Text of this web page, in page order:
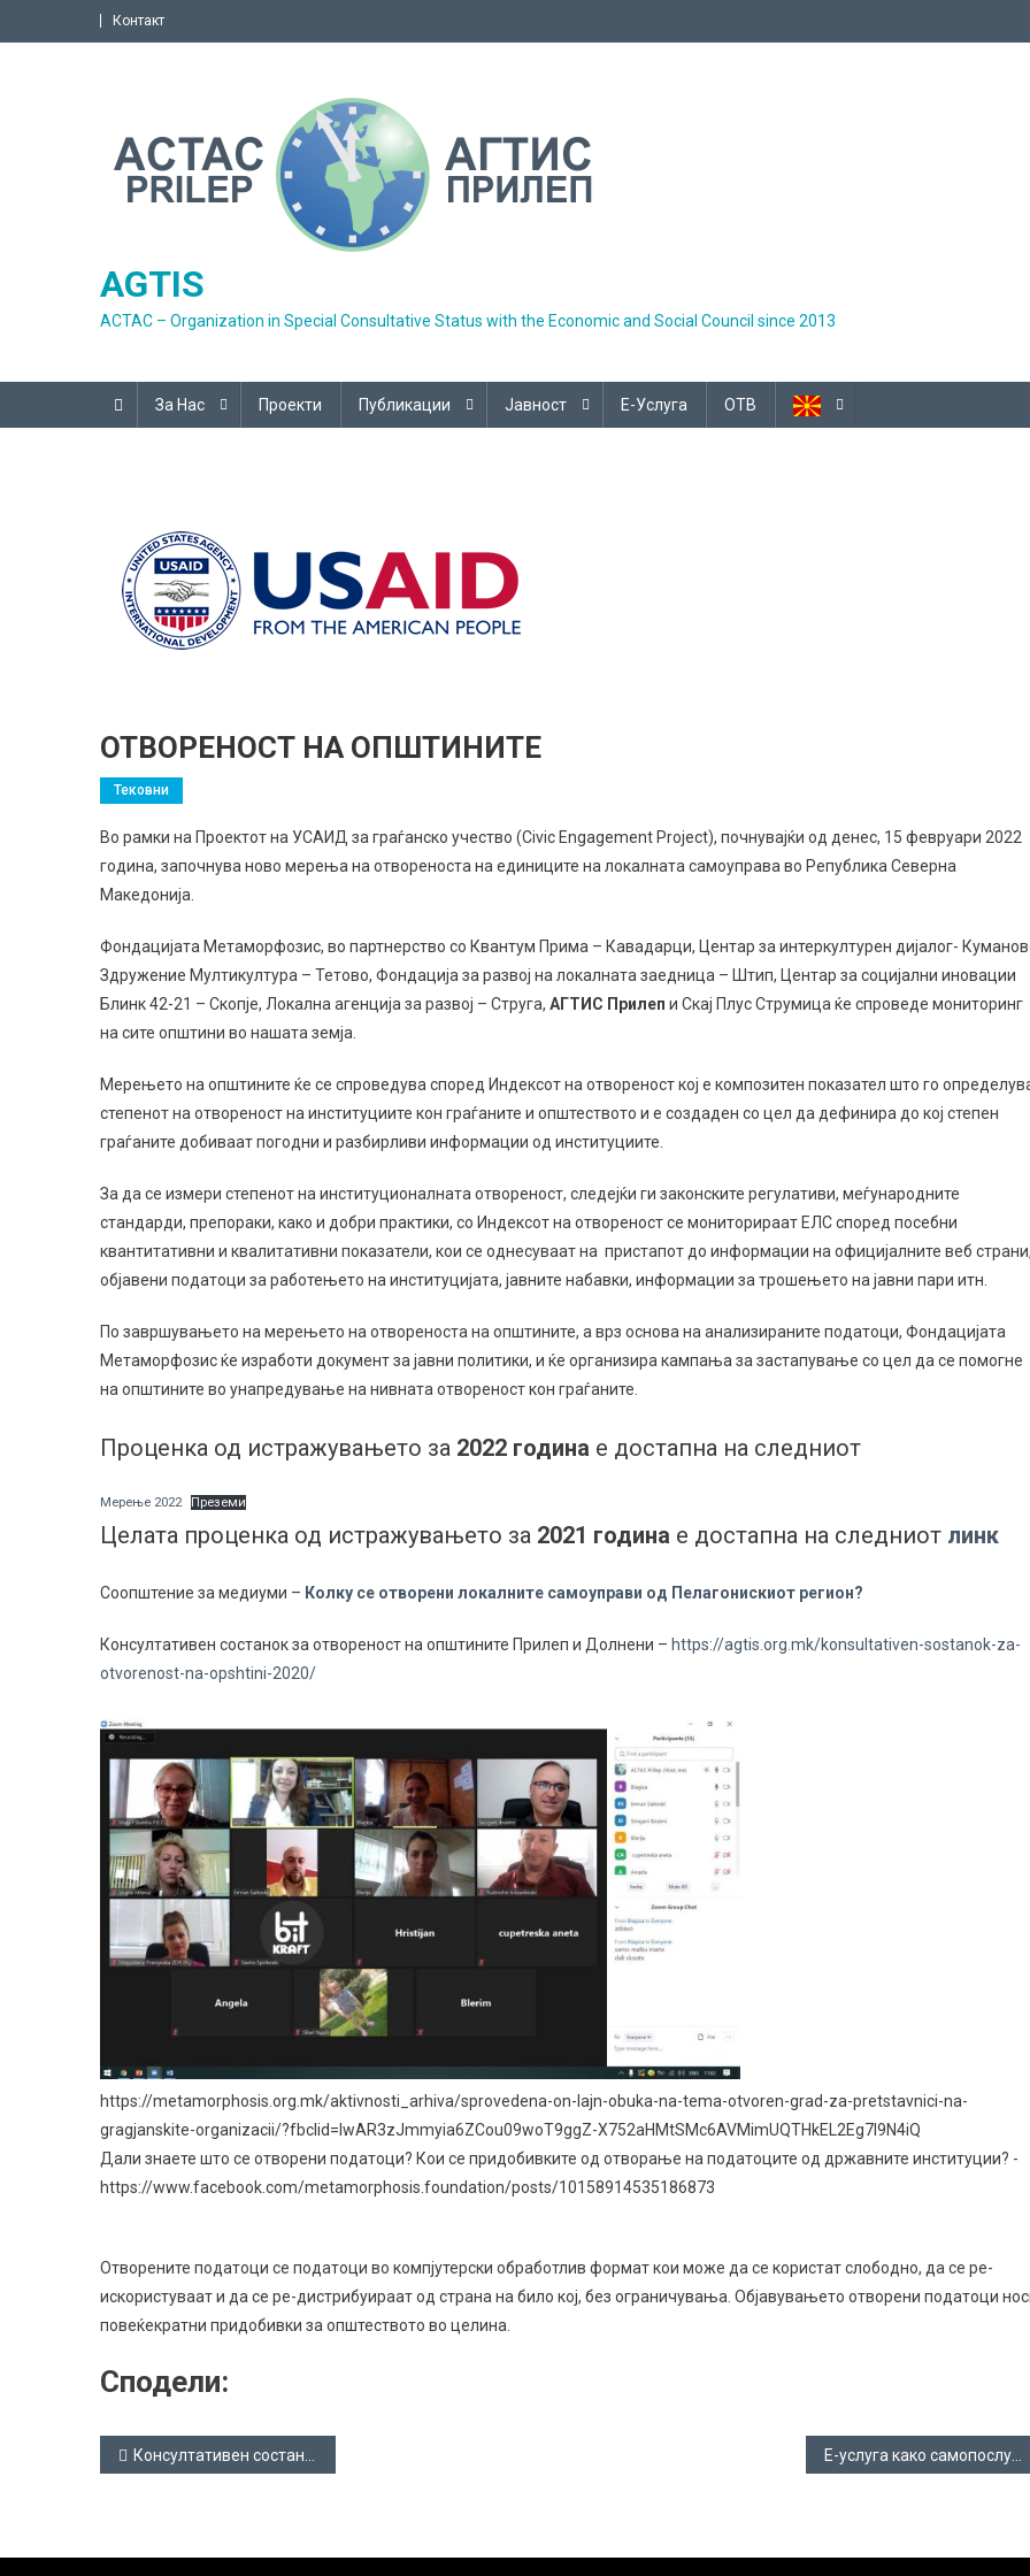
to
Контакт
AGTIS
ACTAC – Organization in Special Consultative Status with the Economic and Social Council since 2013
За Нас Проекти Публикации Јавност Е-Услуга ОТВ
ОТВОРЕНОСТ НА ОПШТИНИТЕ
Тековни
Во рамки на Проектот на УСАИД за граѓанско учество (Civic Engagement Project), почнувајќи од денес, 15 февруари 2022
година, започнува ново мерењa на отвореноста на единиците на локалната самоуправа во Република Северна
Македонија.
Фондацијата Метаморфозис, во партнерство со Квантум Прима – Кавадарци, Центар за интеркултурен дијалог-
Здружение Мултикултура – Тетово, Фондација за развој на локалната заедница – Штип, Центар за социјални иновации
Блинк 42-21 – Скопје, Локална агенција за развој – Струга, АГТИС Прилеп и Скај Плус Струмица ќе спроведе мониторинг
на сите општини во нашата земја.
Мерењето на општините ќе се спроведува според Индексот на отвореност кој е композитен показател што го
степенот на отвореност на институциите кон граѓаните и општеството и е создаден со цел да дефинира до кој степен
граѓаните добиваат погодни и разбирливи информации од институциите.
За да се измери степенот на институционалната отвореност, следејќи ги законските регулативи, меѓународните
стандарди, препораки, како и добри практики, со Индексот на отвореност се мониторираат ЕЛС според посебни
квантитативни и квалитативни показатели, кои се однесуваат на пристапот до информации на официјалните веб
објавени податоци за работењето на институцијата, јавните набавки, информации за трошењето на јавни пари итн.
По завршувањето на мерењето на отвореноста на општините, а врз основа на анализираните податоци, Фондацијата
Метаморфозис ќе изработи документ за јавни политики, и ќе организира кампања за застапување со цел да се помогне
на општините во унапредување на нивната отвореност кон граѓаните.
Проценка од истражувањето за 2022 година е достапна на следниот
Мерење 2022 Преземи
Целата проценка од истражувањето за 2021 година е достапна на следниот линк
Соопштение за медиуми – Колку се отворени локалните самоуправи од Пелагонискиот регион?
Консултативен состанок за отвореност на општините Прилеп и Долнени – https://agtis.org.mk/konsultativen-sostanok-za-
otvorenost-na-opshtini-2020/
https://metamorphosis.org.mk/aktivnosti_arhiva/sprovedena-on-lajn-obuka-na-tema-otvoren-grad-za-pretstavnici-na-
gragjanskite-organizacii/?fbclid=IwAR3zJmmyia6ZCou09woT9ggZ-X752aHMtSMc6AVMimUQTHkEL2Eg7I9N4iQ
Дали знаете што се отворени податоци? Кои се придобивките од отворање на податоците од државните институции? -
https://www.facebook.com/metamorphosis.foundation/posts/10158914535186873
Отворените податоци се податоци во компјутерски обработлив формат кои може да се користат слободно, да се ре-
искористуваат и да се ре-дистрибуираат од страна на било кој, без ограничувања. Објавувањето отворени податоци
повеќекратни придобивки за општеството во целина.
Сподели:
Навигација
напис
Консултативен состанок за отвореност на општини 2020